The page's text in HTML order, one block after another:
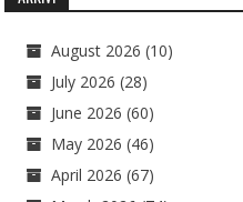
August 2026 (10)
July 2026 (28)
June 2026 (60)
May 2026 (46)
April 2026 (67)